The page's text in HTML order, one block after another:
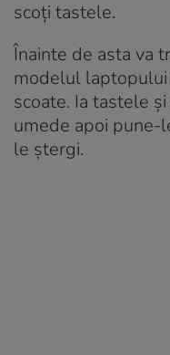
scoți tastele.
Înainte de asta va
modelul
scoate. Ia tastele
umede apoi pune-
le ștergi.